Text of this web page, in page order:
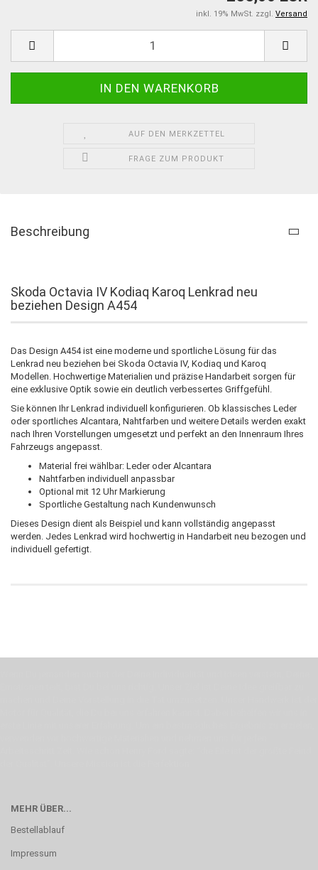
inkl. 19% MwSt. zzgl. Versand
AUF DEN MERKZETTEL
FRAGE ZUM PRODUKT
Beschreibung
Skoda Octavia IV Kodiaq Karoq Lenkrad neu
beziehen Design A454
Das Design A454 ist eine moderne und sportliche Lösung für das
Lenkrad neu beziehen bei Skoda Octavia IV, Kodiaq und Karoq
Modellen. Hochwertige Materialien und präzise Handarbeit sorgen für
eine exklusive Optik sowie ein deutlich verbessertes Griffgefühl.
Sie können Ihr Lenkrad individuell konfigurieren. Ob klassisches Leder
oder sportliches Alcantara, Nahtfarben und weitere Details werden exakt
nach Ihren Vorstellungen umgesetzt und perfekt an den Innenraum Ihres
Fahrzeugs angepasst.
Material frei wählbar: Leder oder Alcantara
Nahtfarben individuell anpassbar
Optional mit 12 Uhr Markierung
Sportliche Gestaltung nach Kundenwunsch
Dieses Design dient als Beispiel und kann vollständig angepasst
werden. Jedes Lenkrad wird hochwertig in Handarbeit neu bezogen und
individuell gefertigt.
MEHR ÜBER...
Bestellablauf
Impressum